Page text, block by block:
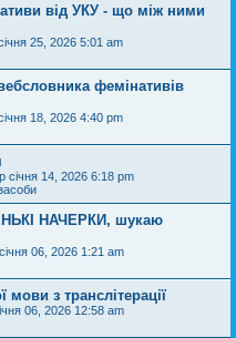
від УКУ - що між ними
25, 2026 5:01 am
фемінативів
18, 2026 4:40 pm
січня 14, 2026 6:18 pm
НАЧЕРКИ, шукаю
06, 2026 1:21 am
мови з транслітерації
06, 2026 12:58 am